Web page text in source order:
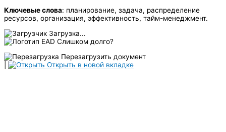
Ключевые слова: планирование, задача, распределение
ресурсов, организация, эффективность, тайм-менеджмент.
Загрузка...
Слишком долго?
Перезагрузить документ
Открыть в новой вкладке